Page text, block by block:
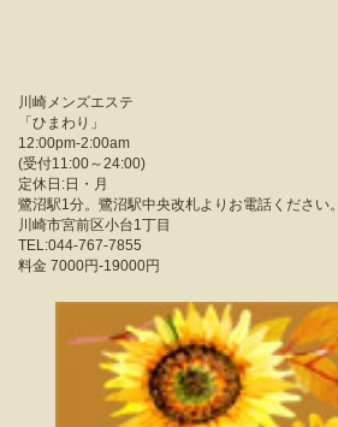
川崎メンズエステ
「ひまわり 」
12:00pm-2:00am
(受付11:00～24:00)
定休日:日・月
鷺沼駅1分。鷺沼駅中央改札よりお電話ください。
川崎市宮前区小台1丁目
TEL:044-767-7855
料金 7000円-19000円